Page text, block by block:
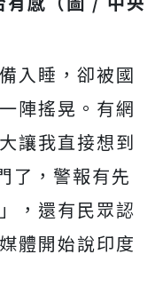
入睡，卻被國
陣搖晃。有網
讓我直接想到
了，警報有先
，還有民眾認
體開始說印度